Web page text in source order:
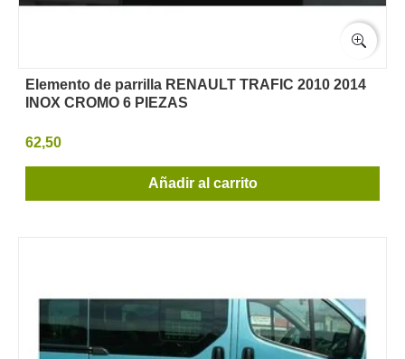
Elemento de parrilla RENAULT TRAFIC 2010 2014
INOX CROMO 6 PIEZAS
62,50
Añadir al carrito